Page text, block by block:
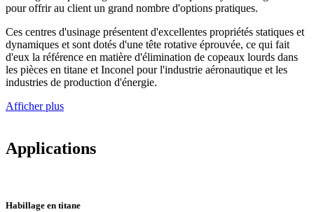
pour offrir au client un grand nombre d'options pratiques.
Ces centres d'usinage présentent d'excellentes propriétés statiques et
dynamiques et sont dotés d'une tête rotative éprouvée, ce qui fait
d'eux la référence en matière d'élimination de copeaux lourds dans
les pièces en titane et Inconel pour l'industrie aéronautique et les
industries de production d'énergie.
Afficher plus
Applications
Habillage en titane